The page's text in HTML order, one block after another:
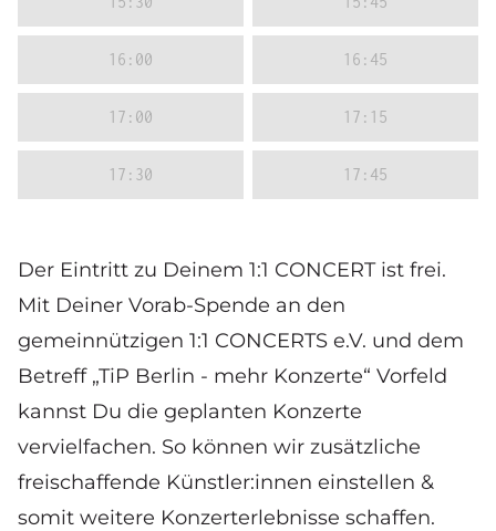
16:00 16:45
17:00 17:15
17:30 17:45
Der Eintritt zu Deinem 1:1 CONCERT ist frei.
Mit Deiner Vorab-Spende an den
gemeinnützigen 1:1 CONCERTS e.V. und dem
Betreff „TiP Berlin - mehr Konzerte“ Vorfeld
kannst Du die geplanten Konzerte
vervielfachen. So können wir zusätzliche
freischaffende Künstler:innen einstellen &
somit weitere Konzerterlebnisse schaffen.